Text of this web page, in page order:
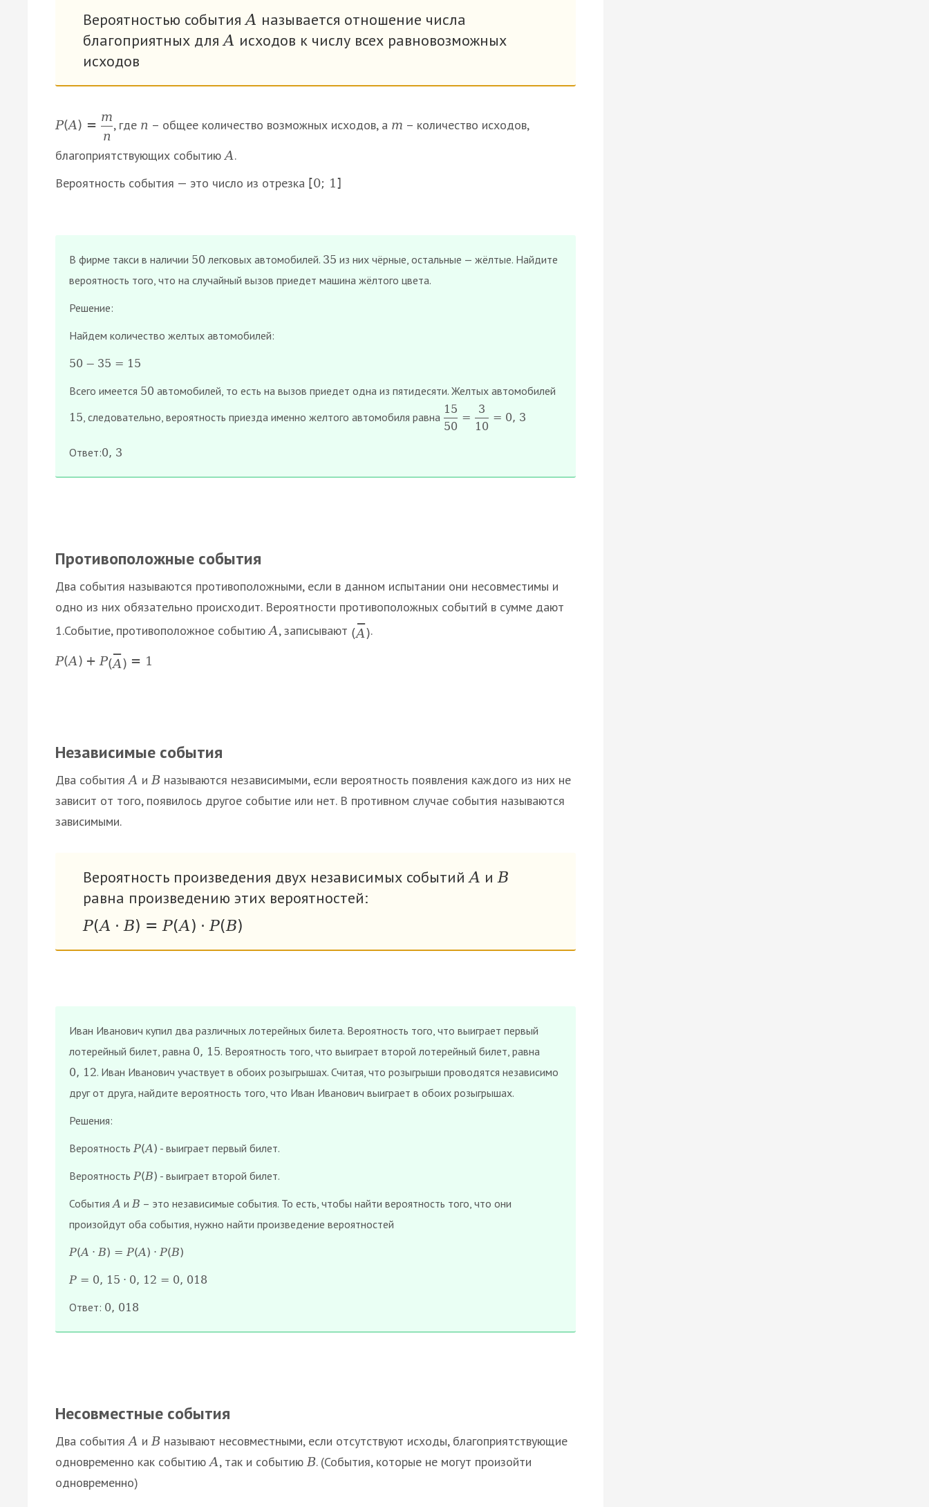
Вероятностью событияА называется отношение числа
благоприятных дляА исходов к числу всех равновозможных
исходов
P(A) =
m
n
, где n – общее количество возможных исходов, а m – количество исходов,
благоприятствующих событиюА.
Вероятность события — это число из отрезка [0; 1 ]
В фирме такси в наличии 50 легковых автомобилей. 35 из них чёрные, остальные — жёлтые. Найдите
вероятность того, что на случайный вызов приедет машина жёлтого цвета.
Решение:
Найдем количество желтых автомобилей:
50 − 35 = 15
Всего имеется 50 автомобилей, то есть на вызов приедет одна из пятидесяти. Желтых автомобилей
15 , следовательно, вероятность приезда именно желтого автомобиля равна
15
50
=
3
10
= 0, 3
Ответ:0, 3
Противоположные события
Два события называются противоположными, если в данном испытании они несовместимы и
одно из них обязательно происходит. Вероятности противоположных событий в сумме дают
1.Событие, противоположное событиюА, записывают −
(А).
Р(А) + Р −
(А) = 1
Независимые события
Два событияА иВ называются независимыми, если вероятность появления каждого из них не
зависит от того, появилось другое событие или нет. В противном случае события называются
зависимыми.
Вероятность произведения двух независимых событийA иB
равна произведению этих вероятностей:
Р(А · В) = Р(А) · Р(В)
Иван Иванович купил два различных лотерейных билета. Вероятность того, что выиграет первый
лотерейный билет, равна 0, 15. Вероятность того, что выиграет второй лотерейный билет, равна
0, 12. Иван Иванович участвует в обоих розыгрышах. Считая, что розыгрыши проводятся независимо
друг от друга, найдите вероятность того, что Иван Иванович выиграет в обоих розыгрышах.
Решения:
Вероятность Р(А) - выиграет первый билет.
Вероятность Р(В) - выиграет второй билет.
События А и В – это независимые события. То есть, чтобы найти вероятность того, что они
произойдут оба события, нужно найти произведение вероятностей
Р(А · В) = Р(А) · Р(В)
Р = 0, 15 · 0, 12 = 0, 018
Ответ: 0, 018
Несовместные события
Два событияА иВ называют несовместными, если отсутствуют исходы, благоприятствующие
одновременно как событиюА, так и событиюВ. (События, которые не могут произойти
одновременно)